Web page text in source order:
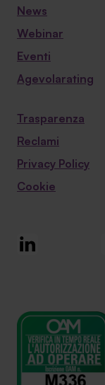
News
Webinar
Eventi
Agevolarating
Trasparenza
Reclami
Privacy Policy
Cookie